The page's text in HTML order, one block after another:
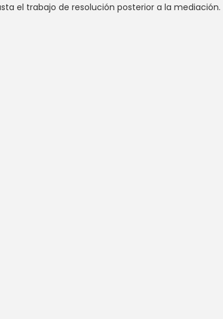
el trabajo de resolución posterior a la mediación.